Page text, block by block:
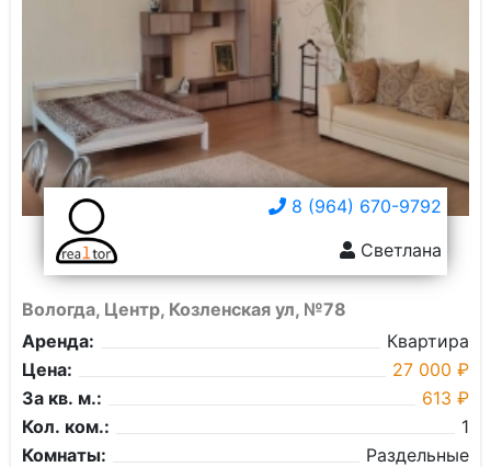
8 (964) 670-9792
Светлана
Вологда, Центр, Козленская ул, №78
Аренда:
Квартира
Цена:
27 000 ₽
За кв. м.:
613 ₽
Кол. ком.:
1
Комнаты:
Раздельные